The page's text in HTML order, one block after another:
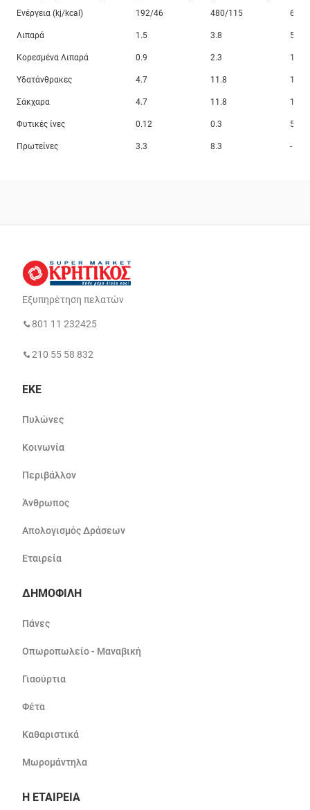
Ενέργεια (kj/kcal) 192/46 480/115 6
Λιπαρά 1.5 3.8 5
Κορεσμένα Λιπαρά 0.9 2.3 11
Υδατάνθρακες 4.7 11.8 13
Σάκχαρα 4.7 11.8 13
Φυτικές ίνες 0.12 0.3 5
Πρωτείνες 3.3 8.3 -
Εξυπηρέτηση πελατών
801 11 232425
210 55 58 832
ΕΚΕ
Πυλώνες
Κοινωνία
Περιβάλλον
Άνθρωπος
Απολογισμός Δράσεων
Εταιρεία
ΔΗΜΟΦΙΛΗ
Πάνες
Οπωροπωλείο - Μαναβική
Γιαούρτια
Φέτα
Καθαριστικά
Μωρομάντηλα
Η ΕΤΑΙΡΕΙΑ